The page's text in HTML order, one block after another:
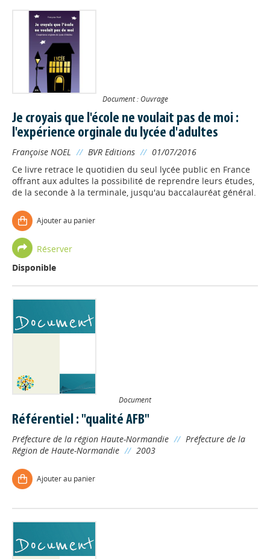
Document : Ouvrage
Je croyais que l'école ne voulait pas de moi :
l'expérience orginale du lycée d'adultes
Françoise NOEL // BVR Editions // 01/07/2016
Ce livre retrace le quotidien du seul lycée public en France
offrant aux adultes la possibilité de reprendre leurs études,
de la seconde à la terminale, jusqu'au baccalauréat général.
Ajouter au panier
Réserver
Disponible
Document
Référentiel : "qualité AFB"
Préfecture de la région Haute-Normandie // Préfecture de la
Région de Haute-Normandie // 2003
Ajouter au panier